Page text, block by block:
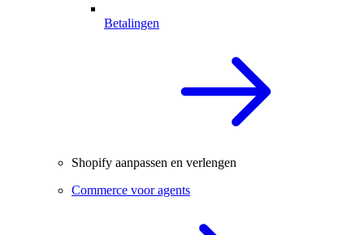
Betalingen
Shopify aanpassen en verlengen
Commerce voor agents